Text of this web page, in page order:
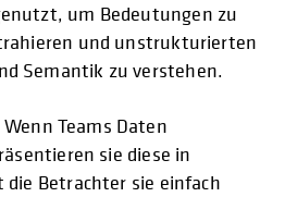
um Bedeutungen zu
und unstrukturierten
Semantik zu verstehen.
Wenn Teams Daten
sie diese in
Betrachter sie einfach